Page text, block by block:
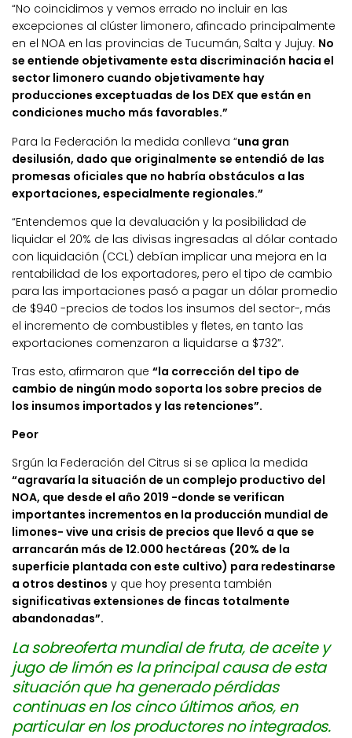
“No coincidimos y vemos errado no incluir en las
excepciones al clúster limonero, afincado principalmente
en el NOA en las provincias de Tucumán, Salta y Jujuy. No
se entiende objetivamente esta discriminación hacia el
sector limonero cuando objetivamente hay
producciones exceptuadas de los DEX que están en
condiciones mucho más favorables.”
Para la Federación la medida conlleva “una gran
desilusión, dado que originalmente se entendió de las
promesas oficiales que no habría obstáculos a las
exportaciones, especialmente regionales.”
“Entendemos que la devaluación y la posibilidad de
liquidar el 20% de las divisas ingresadas al dólar contado
con liquidación (CCL) debían implicar una mejora en la
rentabilidad de los exportadores, pero el tipo de cambio
para las importaciones pasó a pagar un dólar promedio
de $940 -precios de todos los insumos del sector-, más
el incremento de combustibles y fletes, en tanto las
exportaciones comenzaron a liquidarse a $732”.
Tras esto, afirmaron que “la corrección del tipo de
cambio de ningún modo soporta los sobre precios de
los insumos importados y las retenciones”.
Peor
Srgún la Federación del Citrus si se aplica la medida
“agravaría la situación de un complejo productivo del
NOA, que desde el año 2019 -donde se verifican
importantes incrementos en la producción mundial de
limones- vive una crisis de precios que llevó a que se
arrancarán más de 12.000 hectáreas (20% de la
superficie plantada con este cultivo) para redestinarse
a otros destinos y que hoy presenta también
significativas extensiones de fincas totalmente
abandonadas”.
La sobreoferta mundial de fruta, de aceite y
jugo de limón es la principal causa de esta
situación que ha generado pérdidas
continuas en los cinco últimos años, en
particular en los productores no integrados.